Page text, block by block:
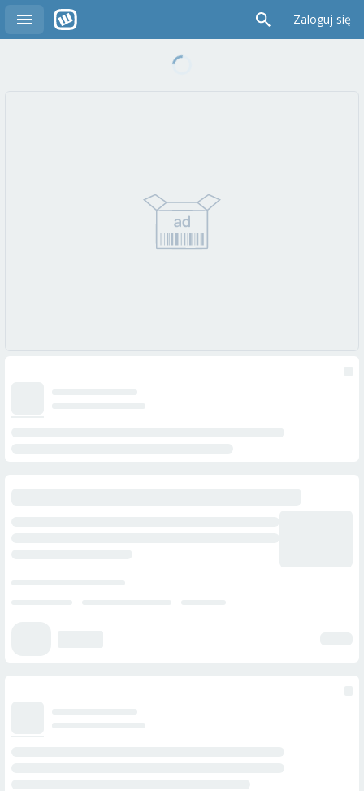
Zaloguj się